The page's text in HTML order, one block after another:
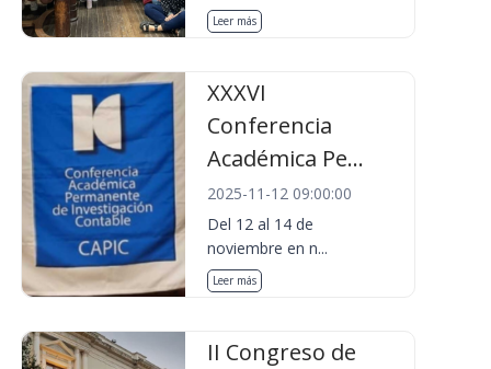
Leer más
XXXVI
Conferencia
Académica Pe...
2025-11-12 09:00:00
Del 12 al 14 de
noviembre en n...
Leer más
II Congreso de